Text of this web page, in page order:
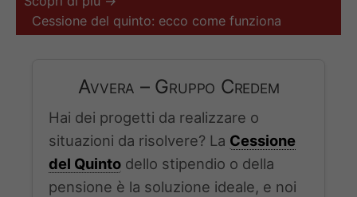
Cessione del quinto: ecco come funziona
Avvera – Gruppo Credem
Hai dei progetti da realizzare o
situazioni da risolvere? La Cessione
del Quinto dello stipendio o della
pensione è la soluzione ideale, e noi